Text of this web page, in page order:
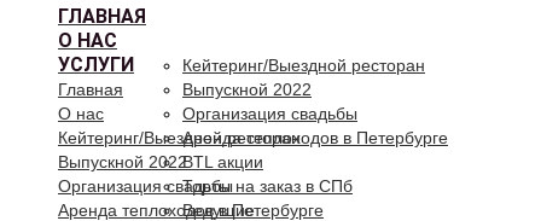
ГЛАВНАЯ
О НАС
УСЛУГИ
Кейтеринг/Выездной ресторан
Выпускной 2022
Организация свадьбы
Аренда теплоходов в Петербурге
BTL акции
Торты на заказ в СПб
Ведущие
Главная
О нас
Кейтеринг/Выездной ресторан
Выпускной 2022
Организация свадьбы
Аренда теплоходов в Петербурге